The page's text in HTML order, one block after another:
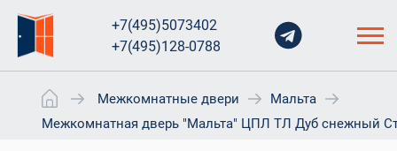
+7(495)5073402
+7(495)128-0788
Межкомнатные двери
Мальта
Межкомнатная дверь "Мальта" ЦПЛ ТЛ Дуб снежный